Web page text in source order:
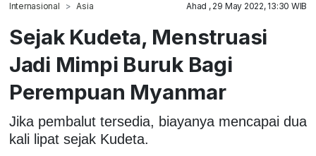
Internasional Asia Ahad , 29 May 2022, 13:30 WIB
Sejak Kudeta, Menstruasi
Jadi Mimpi Buruk Bagi
Perempuan Myanmar
Jika pembalut tersedia, biayanya mencapai dua
kali lipat sejak Kudeta.